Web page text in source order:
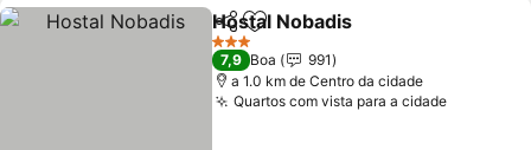
PartilharAdicionar aos favoritos
Hostal Nobadis
3 Estrelas
7,9 Boa
991
a 1.0 km de Centro da cidade
Quartos com vista para a cidadeVer